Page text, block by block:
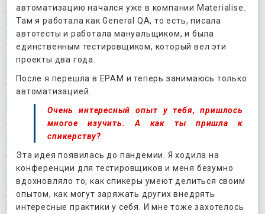
автоматизацию начался уже в компании Materialise.
Там я работала как General QA, то есть, писала
автотесты и работала мануальщиком, и была
единственным тестировщиком, который вел эти
проекты два года.
После я перешла в EPAM и теперь занимаюсь только
автоматизацией.
Очень интересный опыт у тебя, пришлось
многое изучить. А как ты пришла к
спикерству?
Эта идея появилась до пандемии. Я ходила на
конференции для тестировщиков и меня безумно
вдохновляло то, как спикеры умеют делиться своим
опытом, как могут заряжать других внедрять
интересные практики у себя. И мне тоже захотелось